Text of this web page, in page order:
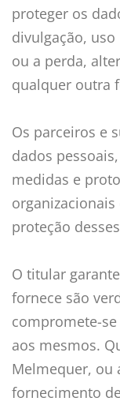
proteger os
divulgação,
ou a perda,
qualquer outra
Os parceiros e
dados
medidas e
organizacionais
proteção
O titular
fornece são
compromete-
aos mesmos.
Melmequer, ou
fornecimento